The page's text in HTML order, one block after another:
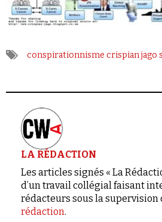
conspirationnisme crispian jago
LA RÉDACTION
Les articles signés « La
d’un travail collégial faisant
rédacteurs sous la supervision
rédaction.